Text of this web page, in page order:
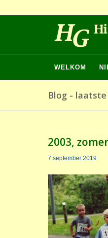
WELKOM
Blog -
2003,
7 september 2019